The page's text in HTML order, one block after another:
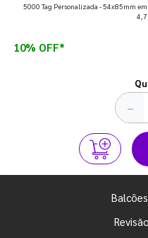
que fazem toda diferença
5000 Tag Personalizada - 54x85mm
10% OFF*
−